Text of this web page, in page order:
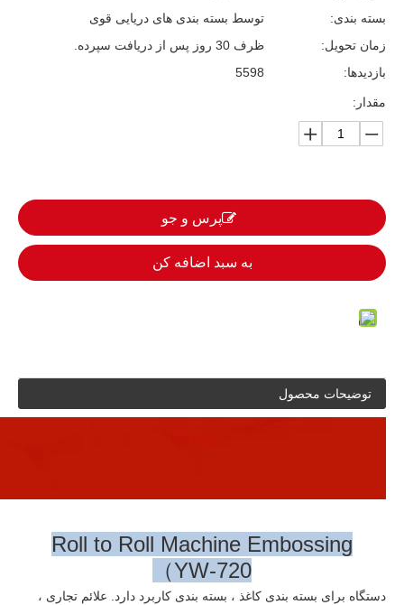
بسته بندی:
توسط بسته بندی های دریایی قوی
زمان تحویل:
ظرف 30 روز پس از دریافت سپرده.
بازدیدها:
5598
مقدار:
پرس و جو
به سبد اضافه کن
توضیحات محصول
Roll to Roll Machine Embossing
（YW-720
دستگاه برای بسته بندی کاغذ ، بسته بندی کاربرد دارد. علائم تجاری ،